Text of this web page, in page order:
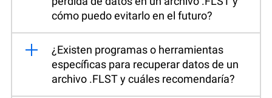
cómo puedo evitarlo en el futuro?
¿Existen programas o herramientas
específicas para recuperar datos de un
archivo .FLST y cuáles recomendaría?